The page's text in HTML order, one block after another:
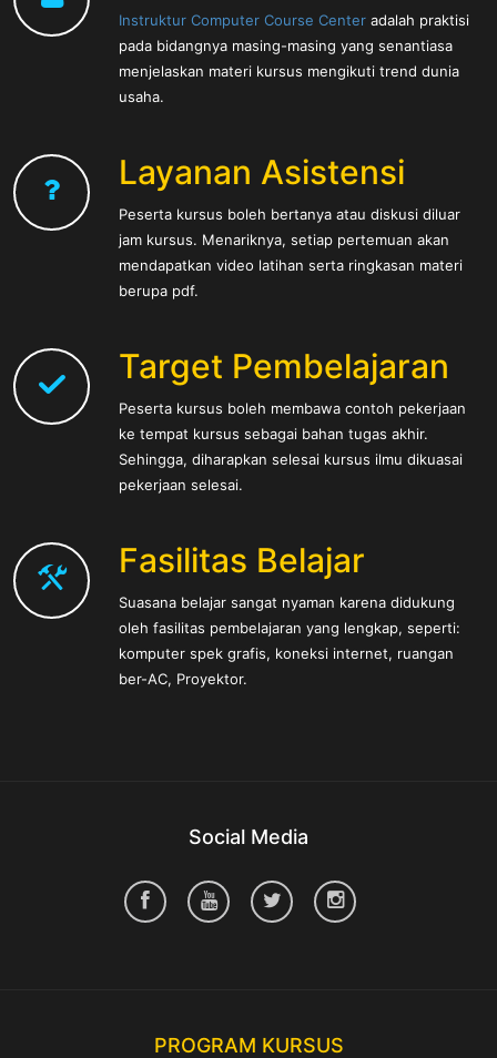
Instruktur Computer Course Center adalah praktisi
pada bidangnya masing-masing yang senantiasa
menjelaskan materi kursus mengikuti trend dunia
usaha.
Layanan Asistensi
Peserta kursus boleh bertanya atau diskusi diluar
jam kursus. Menariknya, setiap pertemuan akan
mendapatkan video latihan serta ringkasan materi
berupa pdf.
Target Pembelajaran
Peserta kursus boleh membawa contoh pekerjaan
ke tempat kursus sebagai bahan tugas akhir.
Sehingga, diharapkan selesai kursus ilmu dikuasai
pekerjaan selesai.
Fasilitas Belajar
Suasana belajar sangat nyaman karena didukung
oleh fasilitas pembelajaran yang lengkap, seperti:
komputer spek grafis, koneksi internet, ruangan
ber-AC, Proyektor.
Social Media
PROGRAM KURSUS